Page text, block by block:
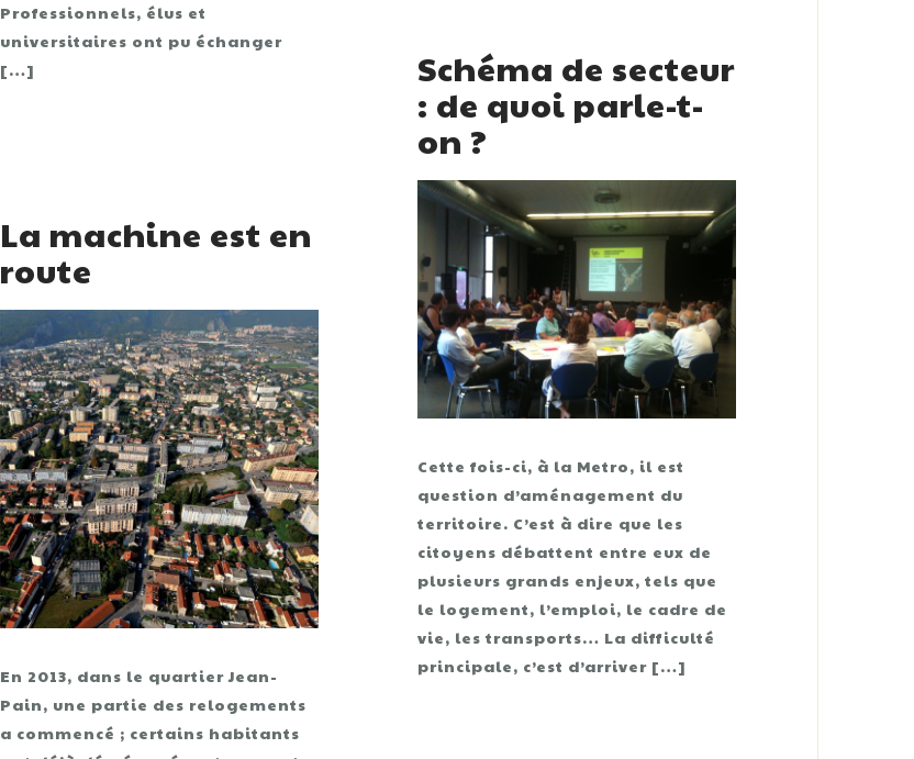
Professionnels, élus et
universitaires ont pu échanger
[…]
Schéma de secteur
: de quoi parle-t-
on ?
Cette fois-ci, à la Metro, il est
question d’aménagement du
territoire. C’est à dire que les
citoyens débattent entre eux de
plusieurs grands enjeux, tels que
le logement, l’emploi, le cadre de
vie, les transports… La difficulté
principale, c’est d’arriver […]
La machine est en
route
En 2013, dans le quartier Jean-
Pain, une partie des relogements
a commencé ; certains habitants